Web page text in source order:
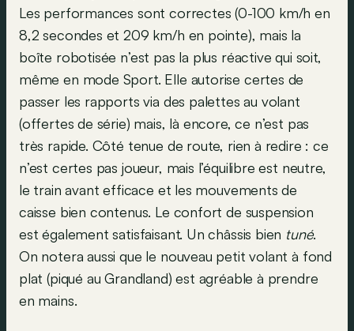
Les performances sont correctes (0-100 km/h en
8,2 secondes et 209 km/h en pointe), mais la
boîte robotisée n’est pas la plus réactive qui soit,
même en mode Sport. Elle autorise certes de
passer les rapports via des palettes au volant
(offertes de série) mais, là encore, ce n’est pas
très rapide. Côté tenue de route, rien à redire : ce
n’est certes pas joueur, mais l’équilibre est neutre,
le train avant efficace et les mouvements de
caisse bien contenus. Le confort de suspension
est également satisfaisant. Un châssis bien tuné.
On notera aussi que le nouveau petit volant à fond
plat (piqué au Grandland) est agréable à prendre
en mains.